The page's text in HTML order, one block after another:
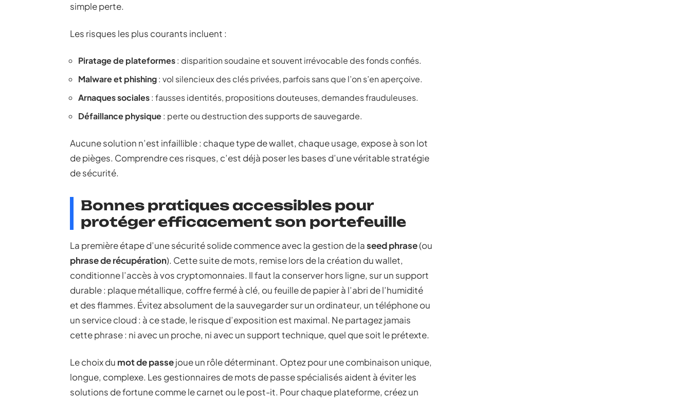
simple perte.
Les risques les plus courants incluent :
Piratage de plateformes: disparition soudaine et souvent irrévocable des fonds confiés.
Malware et phishing: vol silencieux des clés privées, parfois sans que l’on s’en aperçoive.
Arnaques sociales: fausses identités, propositions douteuses, demandes frauduleuses.
Défaillance physique: perte ou destruction des supports de sauvegarde.
Aucune solution n’est infaillible : chaque type de wallet, chaque usage, expose à son lot
de pièges. Comprendre ces risques, c’est déjà poser les bases d’une véritable stratégie
de sécurité.
Bonnes pratiques accessibles pour
protéger efficacement son portefeuille
La première étape d’une sécurité solide commence avec la gestion de laseed phrase(ou
phrase de récupération). Cette suite de mots, remise lors de la création du wallet,
conditionne l’accès à vos cryptomonnaies. Il faut la conserver hors ligne, sur un support
durable : plaque métallique, coffre fermé à clé, ou feuille de papier à l’abri de l’humidité
et des flammes. Évitez absolument de la sauvegarder sur un ordinateur, un téléphone ou
un service cloud : à ce stade, le risque d’exposition est maximal. Ne partagez jamais
cette phrase : ni avec un proche, ni avec un support technique, quel que soit le prétexte.
Le choix du mot de passejoue un rôle déterminant. Optez pour une combinaison unique,
longue, complexe. Les gestionnaires de mots de passe spécialisés aident à éviter les
solutions de fortune comme le carnet ou le post-it. Pour chaque plateforme, créez un